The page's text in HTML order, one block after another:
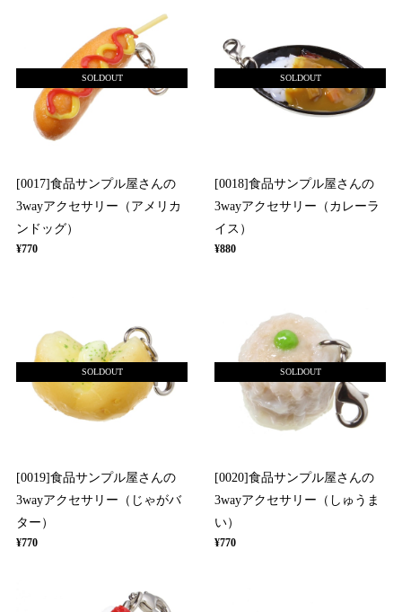
SOLDOUT
[0017]食品サンプル屋さんの
3wayアクセサリー（アメリカ
ンドッグ）
¥770
SOLDOUT
[0018]食品サンプル屋さんの
3wayアクセサリー（カレーラ
イス）
¥880
SOLDOUT
[0019]食品サンプル屋さんの
3wayアクセサリー（じゃがバ
ター）
¥770
SOLDOUT
[0020]食品サンプル屋さんの
3wayアクセサリー（しゅうま
い）
¥770